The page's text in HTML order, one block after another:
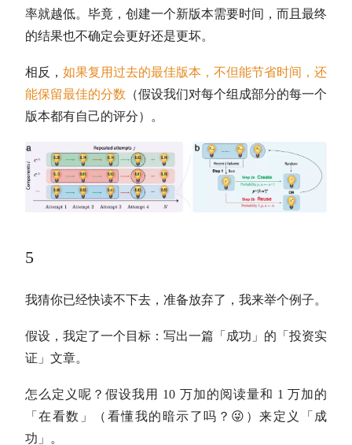
率就越低。毕竟，创建一个新版本需要时间，而且最终
的结果也不确定会更好还是更坏。
相反， 如果复用过去的最佳版本，不但能节省时间，还
能保留最佳的分数 （假设我们对每个组成部分的每一个
版本都有自己的评分）。
5
我猜你已经快读不下去，准备放弃了，我来举个例子。
假设，我定了一个目标：写出一篇「成功」的「投资实
证」文章。
怎么定义呢？假设我用 10 万加的阅读量和 1 万加的
「在看数」（看懂我的暗示了吗？😜）来定义「成
功」。